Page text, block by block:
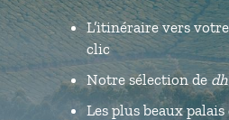
L’itinéraire vers votre
clic
Notre sélection de
Les plus beaux palais